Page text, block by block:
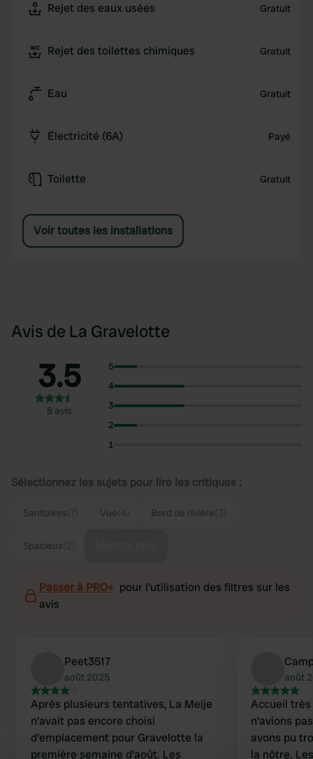
Rejet des eaux usées Gratuit
Rejet des toilettes chimiques Gratuit
Eau Gratuit
Électricité (6A) Payé
Toilette Gratuit
Voir toutes les installations
Avis de La Gravelotte
3.5
8 avis
5
4
3
2
1
Sélectionnez les sujets pour lire les critiques :
Sanitaires Vue Bord de rivière
Spacieux
Passer à PRO+ pour l'utilisation des filtres sur les
avis
Peet3517
août 2025
Après plusieurs tentatives, La Meije
n'avait pas encore choisi
d'emplacement pour Gravelotte la
première semaine d'août. Les
août
Accueil
n'avions
avons pu
la nôtre. Les sanitaires sont un peu